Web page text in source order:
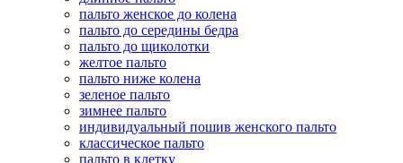
пальто женское до колена
пальто до середины бедра
пальто до щиколотки
желтое пальто
пальто ниже колена
зеленое пальто
зимнее пальто
индивидуальный пошив женского пальто
классическое пальто
пальто в клетку